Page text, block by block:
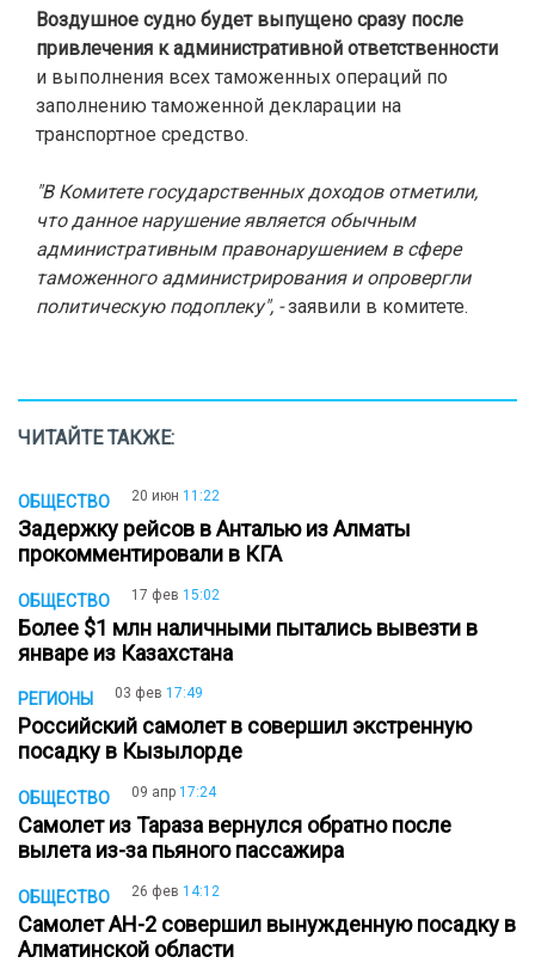
Воздушное судно будет выпущено сразу после
привлечения к административной ответственности
и выполнения всех таможенных операций по
заполнению таможенной декларации на
транспортное средство.
"В Комитете государственных доходов отметили,
что данное нарушение является обычным
административным правонарушением в сфере
таможенного администрирования и опровергли
политическую подоплеку", -заявили в комитете.
ЧИТАЙТЕ ТАКЖЕ:
ОБЩЕСТВО 20 июн 11:22
Задержку рейсов в Анталью из Алматы
прокомментировали в КГА
ОБЩЕСТВО 17 фев 15:02
Более $1 млн наличными пытались вывезти в
январе из Казахстана
РЕГИОНЫ 03 фев 17:49
Российский самолет в совершил экстренную
посадку в Кызылорде
ОБЩЕСТВО 09 апр 17:24
Самолет из Тараза вернулся обратно после
вылета из-за пьяного пассажира
ОБЩЕСТВО 26 фев 14:12
Самолет АН-2 совершил вынужденную посадку в
Алматинской области